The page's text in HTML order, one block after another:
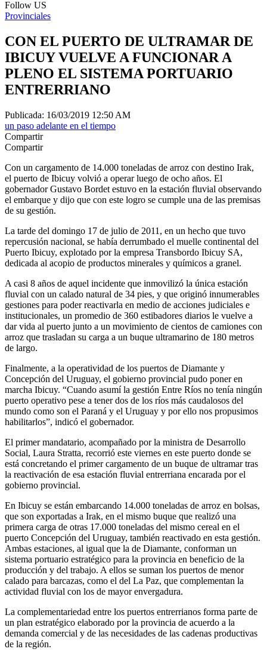
Follow US
Provinciales
CON EL PUERTO DE ULTRAMAR DE
IBICUY VUELVE A FUNCIONAR A
PLENO EL SISTEMA PORTUARIO
ENTRERRIANO
Publicada: 16/03/2019 12:50 AM
un paso adelante en el tiempo
Compartir
Compartir
Con un cargamento de 14.000 toneladas de arroz con destino Irak,
el puerto de Ibicuy volvió a operar luego de ocho años. El
gobernador Gustavo Bordet estuvo en la estación fluvial observando
el embarque y dijo que con este logro se cumple una de las premisas
de su gestión.
La tarde del domingo 17 de julio de 2011, en un hecho que tuvo
repercusión nacional, se había derrumbado el muelle continental del
Puerto Ibicuy, explotado por la empresa Transbordo Ibicuy SA,
dedicada al acopio de productos minerales y químicos a granel.
A casi 8 años de aquel incidente que inmovilizó la única estación
fluvial con un calado natural de 34 pies, y que originó innumerables
gestiones para poder reactivarla en medio de acciones judiciales e
institucionales, un promedio de 360 estibadores diarios le vuelve a
dar vida al puerto junto a un movimiento de cientos de camiones con
arroz que trasladan su carga a un buque ultramarino de 180 metros
de largo.
Finalmente, a la operatividad de los puertos de Diamante y
Concepción del Uruguay, el gobierno provincial pudo poner en
marcha Ibicuy. “Cuando asumí la gestión Entre Ríos no tenía ningún
puerto operativo pese a tener dos de los ríos más caudalosos del
mundo como son el Paraná y el Uruguay y por ello nos propusimos
habilitarlos”, indicó el gobernador.
El primer mandatario, acompañado por la ministra de Desarrollo
Social, Laura Stratta, recorrió este viernes en este puerto donde se
está concretando el primer cargamento de un buque de ultramar tras
la reactivación de esa estación fluvial entrerriana encarada por el
gobierno provincial.
En Ibicuy se están embarcando 14.000 toneladas de arroz en bolsas,
que son exportadas a Irak, en el mismo buque que realizó una
primera carga de otras 17.000 toneladas del mismo cereal en el
puerto Concepción del Uruguay, también reactivado en esta gestión.
Ambas estaciones, al igual que la de Diamante, conforman un
sistema portuario estratégico para la provincia en beneficio de la
producción y del trabajo. A ellos se suman los puertos de menor
calado para barcazas, como el del La Paz, que complementan la
actividad fluvial con los de mayor envergadura.
La complementariedad entre los puertos entrerrianos forma parte de
un plan estratégico elaborado por la provincia de acuerdo a la
demanda comercial y de las necesidades de las cadenas productivas
de la región.